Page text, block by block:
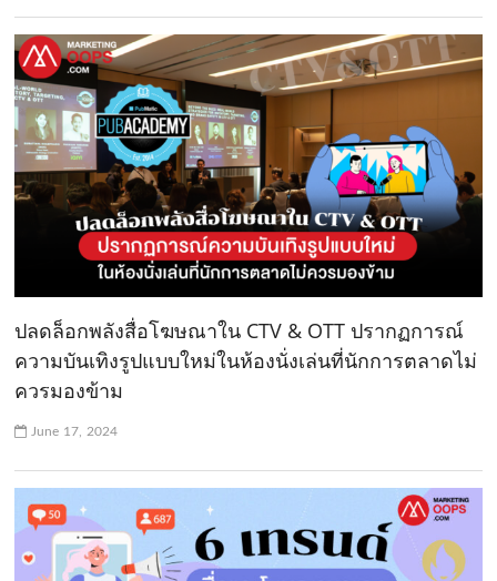
ปลดล็อกพลังสื่อโฆษณาใน CTV & OTT ปรากฏการณ์
ความบันเทิงรูปแบบใหม่ในห้องนั่งเล่นที่นักการตลาดไม่
ควรมองข้าม
June 17, 2024